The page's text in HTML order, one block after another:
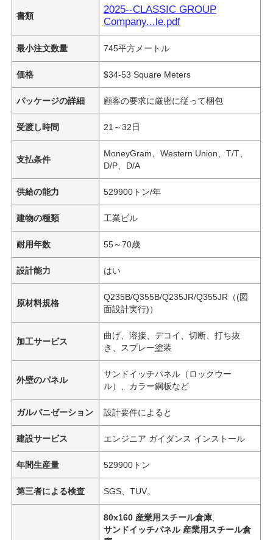
書類
2025--CLASSIC GROUP
Company...le.pdf
最小注文数量 745平方メートル
価格 $34-53 Square Meters
パッケージの詳細 顧客の要求に厳密に従って梱包
受渡し時間 21～32日
支払条件
MoneyGram、Western Union、T/T、
D/P、D/A
供給の能力 529900トン/年
建物の種類 工業ビル
耐用年数 55～70歳
設計能力 はい
原材料規格
Q235B/Q355B/Q235JR/Q355JR（(図
面設計実行)）
加工サービス
曲げ、溶接、デコイ、切断、打ち抜
き、スプレー塗装
外壁のパネル
サンドイッチパネル（ロックウー
ル）、カラー鋼板など
ガルバニゼーション 設計要件によると
建設サービス エンジニア ガイダンス インストール
年間生産量 529900トン
第三者による検査 SGS、TUV。
80x160 産業用スチール倉庫
サンドイッチパネル 産業用スチール倉